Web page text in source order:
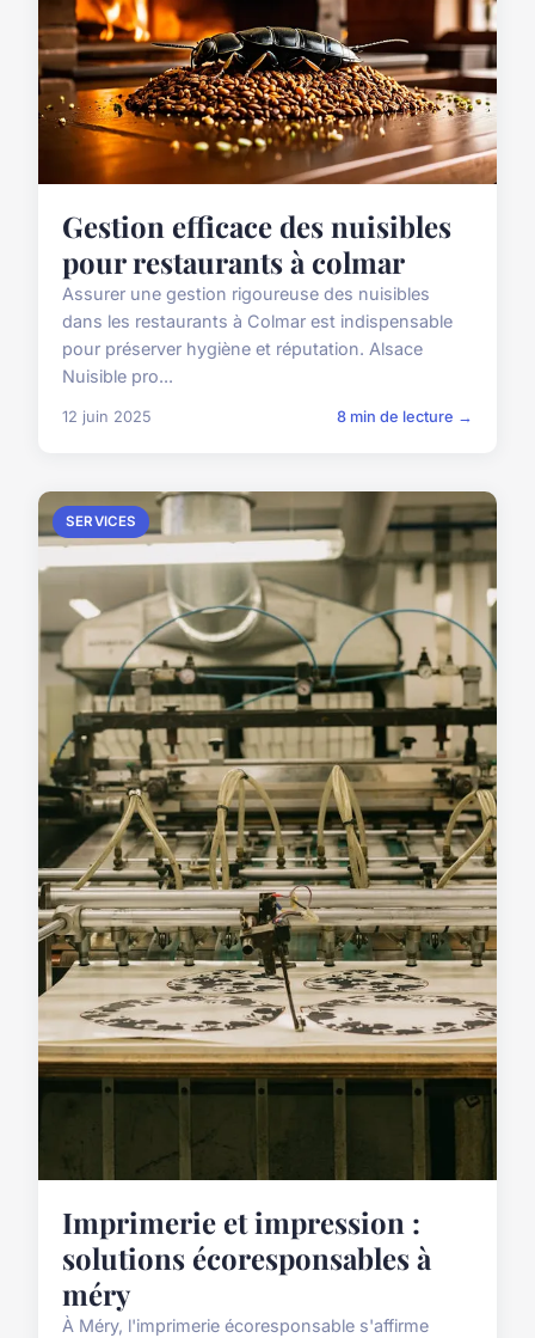
Gestion efficace des nuisibles
pour restaurants à colmar
Assurer une gestion rigoureuse des nuisibles
dans les restaurants à Colmar est indispensable
pour préserver hygiène et réputation. Alsace
Nuisible pro...
12 juin 2025 8 min de lecture →
SERVICES
Imprimerie et impression :
solutions écoresponsables à
méry
À Méry, l'imprimerie écoresponsable s'affirme